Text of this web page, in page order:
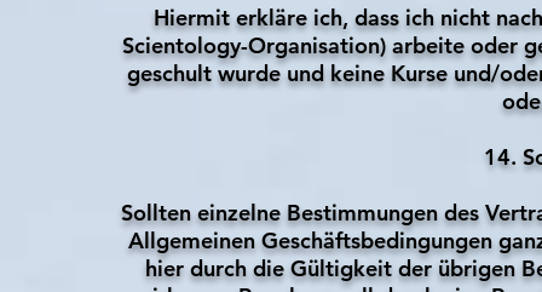
Hiermit erkläre ich, dass ich nicht
Scientology-Organisation) arbeite oder
geschult wurde und keine Kurse und/
14.
Sollten einzelne Bestimmungen des
Allgemeinen Geschäftsbedingungen
hier durch die Gültigkeit der übrigen